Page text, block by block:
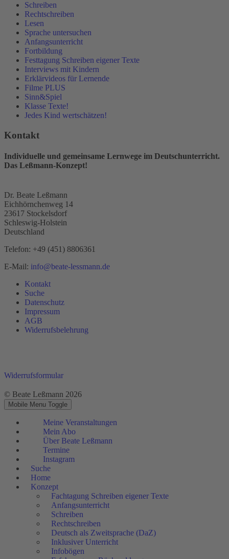
Schreiben
Rechtschreiben
Lesen
Sprache untersuchen
Anfangsunterricht
Fortbildung
Festtagung Schreiben eigener Texte
Interviews mit Kindern
Erklärvideos für Lernende
Filme PLUS
Sinn&Spiel
Klasse Texte!
Jedes Kind wertschätzen!
Kontakt
Individuelle und gemeinsame Lernwege im Deutschunterricht.
Das Leßmann-Konzept!
Dr. Beate Leßmann
Eichhörnchenweg 14
23617 Stockelsdorf
Schleswig-Holstein
Deutschland
Telefon: +49 (451) 8806361
E-Mail: info@beate-lessmann.de
Kontakt
Suche
Datenschutz
Impressum
AGB
Widerrufsbelehrung
Widerrufsformular
© Beate Leßmann 2026
Mobile Menu Toggle
Meine Veranstaltungen
Mein Abo
Über Beate Leßmann
Termine
Instagram
Suche
Home
Konzept
Fachtagung Schreiben eigener Texte
Anfangsunterricht
Schreiben
Rechtschreiben
Deutsch als Zweitsprache (DaZ)
Inklusiver Unterricht
Infobögen